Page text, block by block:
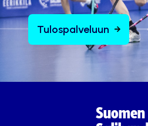
Tulospalveluun
Suomen